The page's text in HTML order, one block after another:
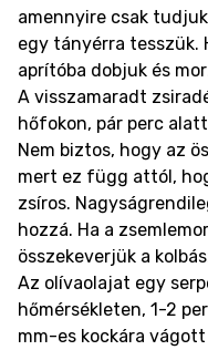
amennyire csak
egy tányérra tesszük.
aprítóba dobjuk és
A visszamaradt
hőfokon, pár perc
Nem biztos, hogy az
mert ez függ attól,
zsíros.
hozzá. Ha a
összekeverjük a
Az olívaolajat egy
hőmérsékleten, 1-2
mm-es kockára